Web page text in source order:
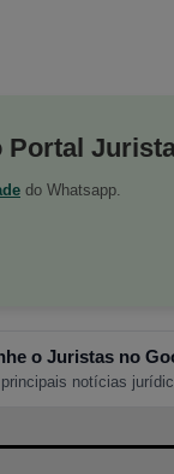
Portal
do Whatsapp.
o Juristas no
notícias